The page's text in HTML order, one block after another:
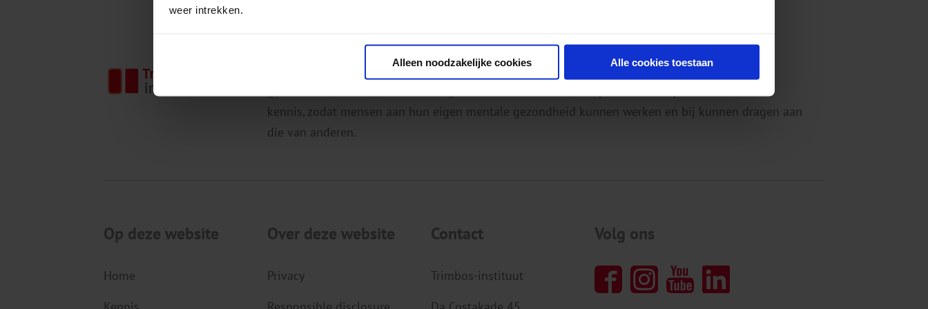
weer intrekken.
Alleen noodzakelijke cookies Alle cookies toestaan
Het Trimbos-instituut is een onafhankelijk, wetenschappelijk kennisinstituut voor mentale
kennis, zodat mensen aan hun eigen mentale gezondheid kunnen werken en bij kunnen dragen aan
die van anderen.
Op deze website
Home
Over deze website
Privacy
Contact
Trimbos-instituut
Volg ons